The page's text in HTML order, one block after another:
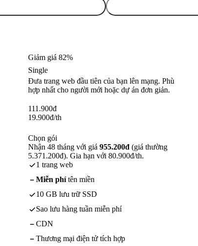
Giảm giá 82%
Single
Đưa trang web đầu tiên của bạn lên mạng. Phù
hợp nhất cho người mới hoặc dự án đơn giản.
111.900đ
19.900đ/th
Chọn gói
Nhận 48 tháng với giá 955.200đ (giá thường
5.371.200đ). Gia hạn với 80.900đ/th.
1 trang web
Miễn phítên miền
10 GB lưu trữ SSD
Sao lưu hàng tuần miễn phí
CDN
Thương mại điện tử tích hợp